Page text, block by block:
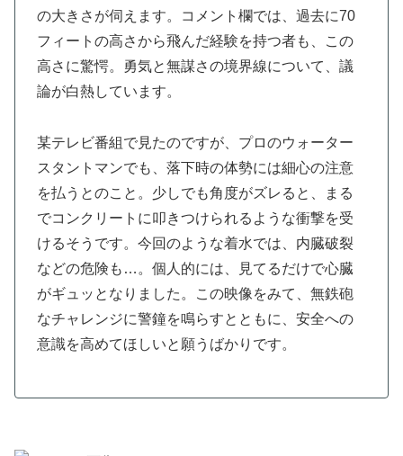
の大きさが伺えます。コメント欄では、過去に70
フィートの高さから飛んだ経験を持つ者も、この
高さに驚愕。勇気と無謀さの境界線について、議
論が白熱しています。
某テレビ番組で見たのですが、プロのウォーター
スタントマンでも、落下時の体勢には細心の注意
を払うとのこと。少しでも角度がズレると、まる
でコンクリートに叩きつけられるような衝撃を受
けるそうです。今回のような着水では、内臓破裂
などの危険も…。個人的には、見てるだけで心臓
がギュッとなりました。この映像をみて、無鉄砲
なチャレンジに警鐘を鳴らすとともに、安全への
意識を高めてほしいと願うばかりです。